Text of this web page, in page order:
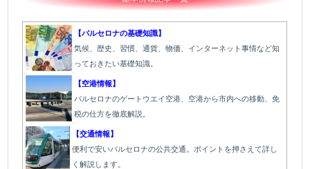
【バルセロナの基礎知識】
気候、歴史、習慣、通貨、物価、インターネット事情など知
っておきたい基礎知識。
【空港情報】
バルセロナのゲートウエイ空港、空港から市内への移動、免
税の仕方を徹底解説。
【交通情報】
便利で安いバルセロナの公共交通。ポイントを押さえて詳し
く解説します。